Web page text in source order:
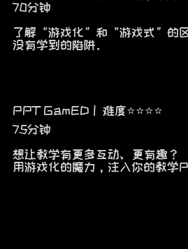
70分钟
了解“游戏化”和“游戏式”的区
没有学到的陷阱。
PPT GamED | 难度⭐⭐⭐⭐
75分钟
想让教学有更多互动、更有趣？
用游戏化的魔力，注入你的教学